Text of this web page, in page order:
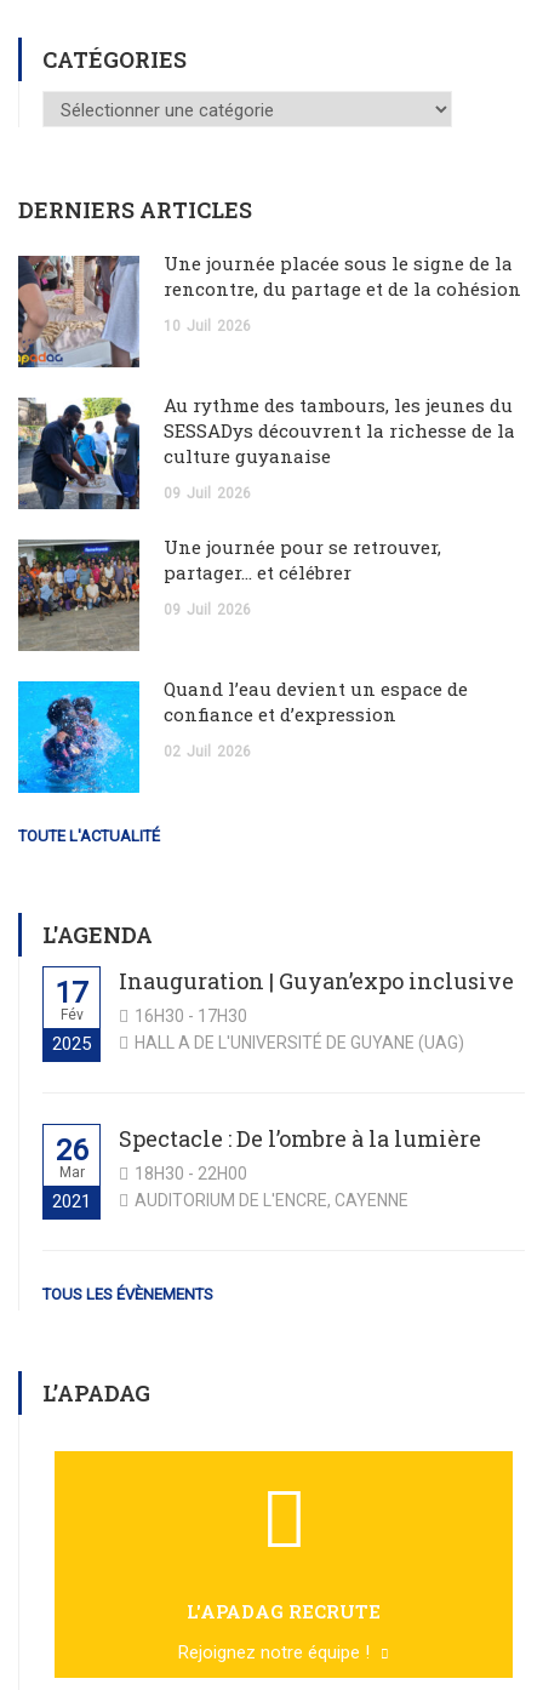
CATÉGORIES
DERNIERS ARTICLES
Une journée placée sous le signe de la
rencontre, du partage et de la cohésion
10 Juil 2026
Au rythme des tambours, les jeunes du
SESSADys découvrent la richesse de la
culture guyanaise
09 Juil 2026
Une journée pour se retrouver,
partager… et célébrer
09 Juil 2026
Quand l’eau devient un espace de
confiance et d’expression
02 Juil 2026
TOUTE L'ACTUALITÉ
L'AGENDA
17
Fév
2025
Inauguration | Guyan’expo inclusive
16H30 - 17H30
HALL A DE L'UNIVERSITÉ DE GUYANE (UAG)
26
Mar
2021
Spectacle : De l’ombre à la lumière
18H30 - 22H00
AUDITORIUM DE L'ENCRE, CAYENNE
TOUS LES ÉVÈNEMENTS
L’APADAG
L'APADAG RECRUTE
Rejoignez notre équipe !